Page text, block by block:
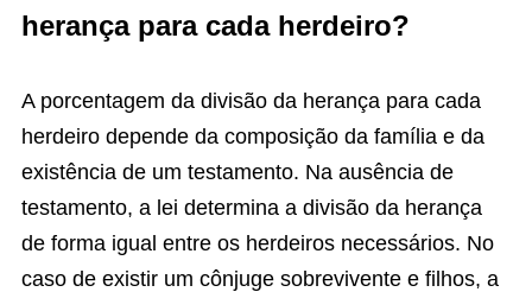
herança para cada herdeiro?
A porcentagem da divisão da herança para cada
herdeiro depende da composição da família e da
existência de um testamento. Na ausência de
testamento, a lei determina a divisão da herança
de forma igual entre os herdeiros necessários. No
caso de existir um cônjuge sobrevivente e filhos, a